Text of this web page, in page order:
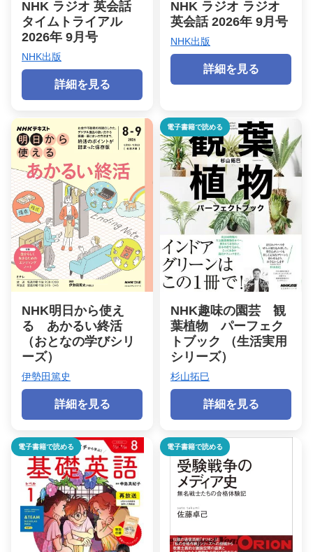
NHK ラジオ 英会話
タイムトライアル
2026年 9月号
NHK出版
詳細を見る
NHK ラジオ ラジオ
英会話 2026年 9月号
NHK出版
詳細を見る
NHK明日から使え
る あかるい終活
（おとなの学びシリ
ーズ）
伊勢田篤史
詳細を見る
電子書籍で読める
NHK趣味の園芸 観
葉植物 パーフェク
トブック （生活実用
シリーズ）
杉山拓巳
詳細を見る
電子書籍で読める 電子書籍で読める